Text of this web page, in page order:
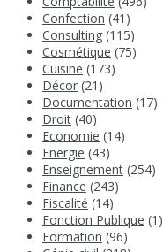
Confection (41)
Consulting (115)
Cosmétique (75)
Cuisine (173)
Décor (21)
Documentation (17)
Droit (40)
Economie (14)
Energie (43)
Enseignement (254)
Finance (243)
Fiscalité (14)
Fonction Publique (1)
Formation (96)